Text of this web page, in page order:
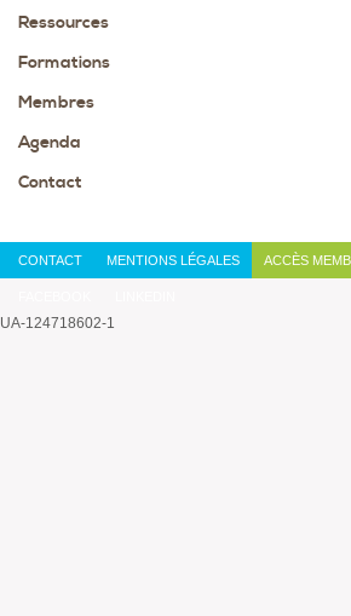
Ressources
Formations
Membres
Agenda
Contact
CONTACT MENTIONS LÉGALES ACCÈS
UA-124718602-1